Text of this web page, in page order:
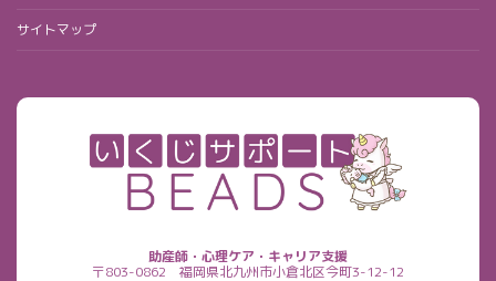
サイトマップ
助産師・心理ケア・キャリア支援
〒803-0862 福岡県北九州市小倉北区今町3-12-12